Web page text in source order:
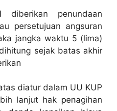
penundaan
persetujuan angsuran
jangka waktu 5 (lima)
sejak batas akhir
diatur dalam UU KUP
lanjut hak penagihan